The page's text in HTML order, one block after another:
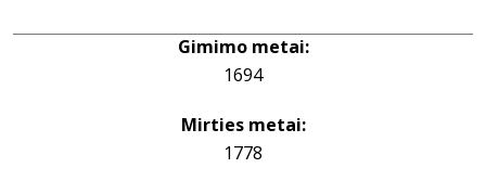
Gimimo metai:
1694
Mirties metai:
1778